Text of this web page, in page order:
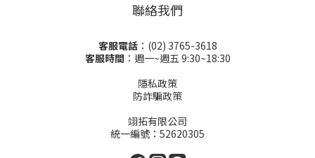
聯絡我們
客服電話：(02) 3765-3618
客服時間 ：週一~週五 9:30~18:30
隱私政策
防詐騙政策
翊拓有限公司
統一編號：52620305